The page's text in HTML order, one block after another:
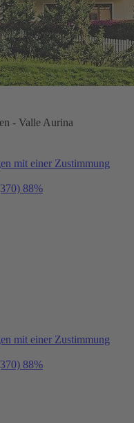
- Valle Aurina
mit einer Zustimmung
88%
mit einer Zustimmung
88%